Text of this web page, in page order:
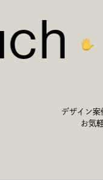
デザイン案
お気